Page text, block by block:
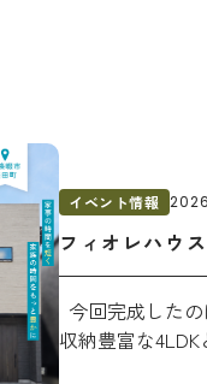
イベント情報
フィオレハウ
今回完成した
収納豊富な